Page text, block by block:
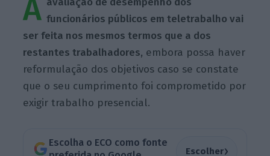
A funcionários públicos em teletrabalho vai
ser feita nos mesmos termos que a dos
restantes trabalhadores, embora possa haver
reformulação dos objetivos caso se constate
que o seu cumprimento foi comprometido por
exigir trabalho presencial.
Escolha o ECO como fonte
Escolher›